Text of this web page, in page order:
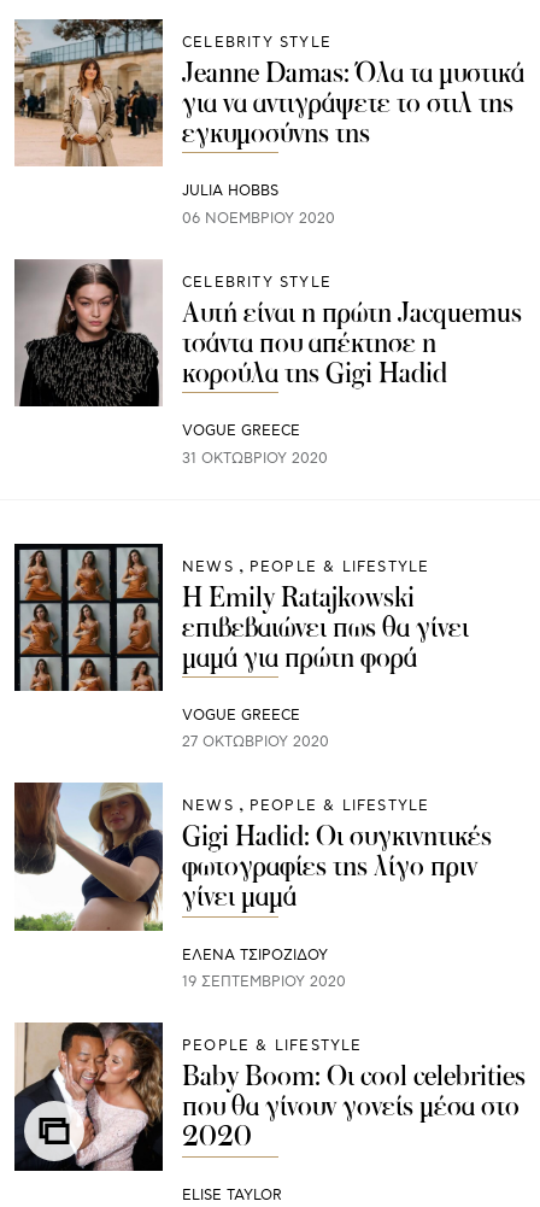
CELEBRITY STYLE
Jeanne Damas: Όλα τα μυστικά
για να αντιγράψετε το στιλ της
εγκυμοσύνης της
JULIA HOBBS
06 ΝΟΕΜΒΡΊΟΥ 2020
CELEBRITY STYLE
Αυτή είναι η πρώτη Jacquemus
τσάντα που απέκτησε η
κορούλα της Gigi Hadid
VOGUE GREECE
31 ΟΚΤΩΒΡΊΟΥ 2020
NEWS PEOPLE & LIFESTYLE
Η Emily Ratajkowski
επιβεβαιώνει πως θα γίνει
μαμά για πρώτη φορά
VOGUE GREECE
27 ΟΚΤΩΒΡΊΟΥ 2020
NEWS PEOPLE & LIFESTYLE
Gigi Hadid: Oι συγκινητικές
φωτογραφίες της λίγο πριν
γίνει μαμά
ΈΛΕΝΑ ΤΣΙΡΟΖΊΔΟΥ
19 ΣΕΠΤΕΜΒΡΊΟΥ 2020
PEOPLE & LIFESTYLE
Baby Boom: Oι cool celebrities
που θα γίνουν γονείς μέσα στο
2020
ELISE TAYLOR